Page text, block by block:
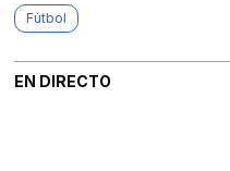
Fútbol
EN DIRECTO